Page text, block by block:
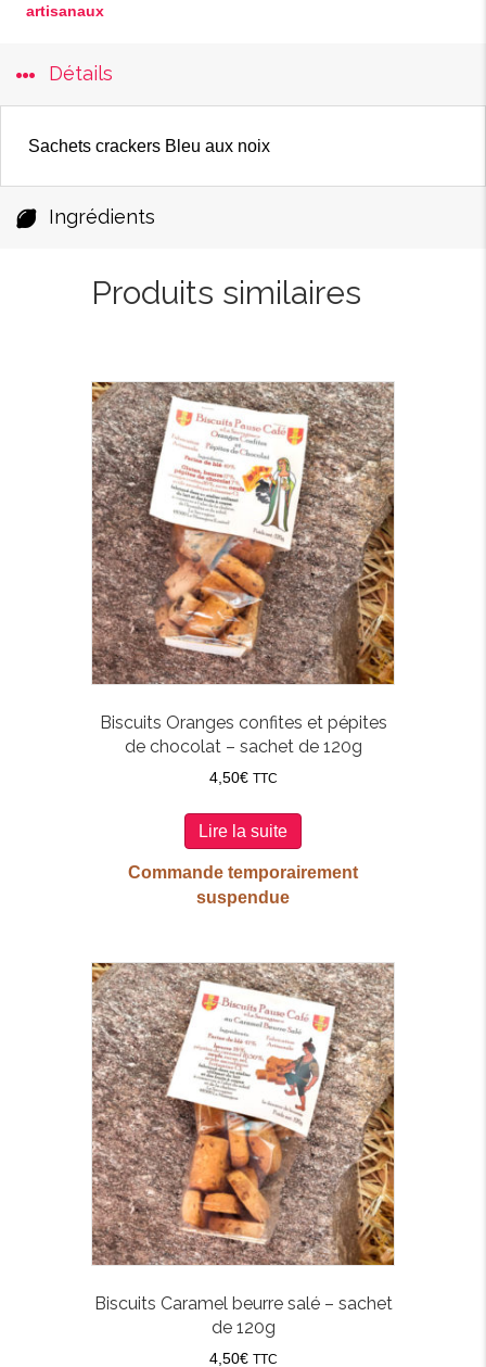
artisanaux
Détails
Sachets crackers Bleu aux noix
Ingrédients
Produits similaires
Biscuits Oranges confites et pépites
de chocolat – sachet de 120g
4,50€ TTC
Lire la suite
Commande temporairement
suspendue
Biscuits Caramel beurre salé – sachet
de 120g
4,50€ TTC